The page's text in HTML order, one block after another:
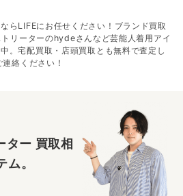
らLIFEにお任せください！ブランド買取
リーターのhydeさんなど芸能人着用アイ
。宅配買取・店頭買取とも無料で査定し
絡ください！
ター 買取相
。